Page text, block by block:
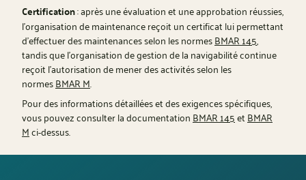
Certification: après une évaluation et une approbation réussies,
l'organisation de maintenance reçoit un certificat lui permettant
d'effectuer des maintenances selon les normesBMAR 145,
tandis que l'organisation de gestion de la navigabilité continue
reçoit l'autorisation de mener des activités selon les
normesBMAR M.
Pour des informations détaillées et des exigences spécifiques,
vous pouvez consulter la documentation BMAR 145et BMAR
Mci-dessus.